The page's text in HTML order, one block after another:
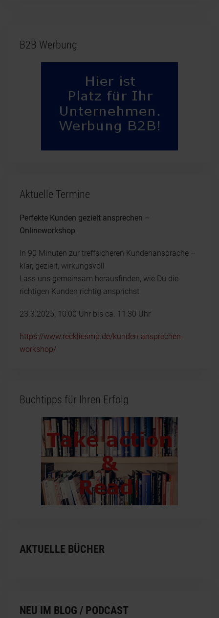
B2B Werbung
Aktuelle Termine
Perfekte Kunden gezielt ansprechen –
Onlineworkshop
In 90 Minuten zur treffsicheren Kundenansprache –
klar, gezielt, wirkungsvoll
Lass uns gemeinsam herausfinden, wie Du die
richtigen Kunden richtig ansprichst
23.3.2025, 10:00 Uhr bis ca. 11:30 Uhr
https://www.reckliesmp.de/kunden-ansprechen-
workshop/
Buchtipps für Ihren Erfolg
AKTUELLE BÜCHER
NEU IM BLOG / PODCAST